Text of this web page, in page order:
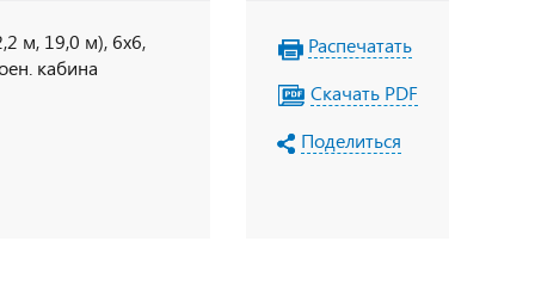
м, 19,0 м), 6х6,
кабина
Распечатать
Скачать PDF
Поделиться